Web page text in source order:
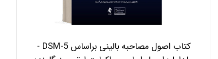
کتاب اصول مصاحبه بالینی براساس DSM-5 -